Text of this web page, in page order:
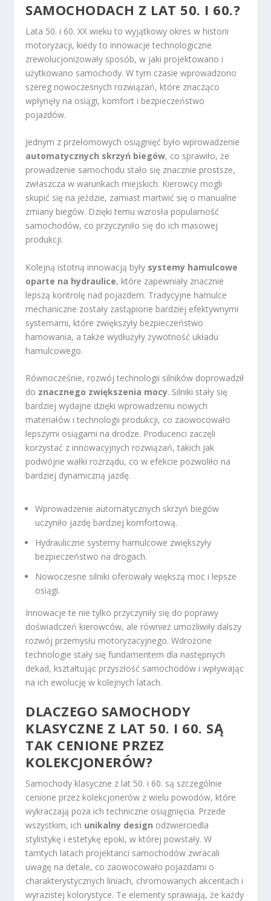
SAMOCHODACH Z LAT 50. I 60.?
Lata 50. i 60. XX wieku to wyjątkowy okres w historii
motoryzacji, kiedy to innowacje technologiczne
zrewolucjonizowały sposób, w jaki projektowano i
użytkowano samochody. W tym czasie wprowadzono
szereg nowoczesnych rozwiązań, które znacząco
wpłynęły na osiągi, komfort i bezpieczeństwo
pojazdów.
Jednym z przełomowych osiągnięć było wprowadzenie
automatycznych skrzyń biegów, co sprawiło, że
prowadzenie samochodu stało się znacznie prostsze,
zwłaszcza w warunkach miejskich. Kierowcy mogli
skupić się na jeździe, zamiast martwić się o manualne
zmiany biegów. Dzięki temu wzrosła popularność
samochodów, co przyczyniło się do ich masowej
produkcji.
Kolejną istotną innowacją były systemy hamulcowe
oparte na hydraulice, które zapewniały znacznie
lepszą kontrolę nad pojazdem. Tradycyjne hamulce
mechaniczne zostały zastąpione bardziej efektywnymi
systemami, które zwiększyły bezpieczeństwo
hamowania, a także wydłużyły żywotność układu
hamulcowego.
Równocześnie, rozwój technologii silników doprowadził
do znacznego zwiększenia mocy. Silniki stały się
bardziej wydajne dzięki wprowadzeniu nowych
materiałów i technologii produkcji, co zaowocowało
lepszymi osiągami na drodze. Producenci zaczęli
korzystać z innowacyjnych rozwiązań, takich jak
podwójne wałki rozrządu, co w efekcie pozwoliło na
bardziej dynamiczną jazdę.
Wprowadzenie automatycznych skrzyń biegów
uczyniło jazdę bardziej komfortową.
Hydrauliczne systemy hamulcowe zwiększyły
bezpieczeństwo na drogach.
Nowoczesne silniki oferowały większą moc i lepsze
osiągi.
Innowacje te nie tylko przyczyniły się do poprawy
doświadczeń kierowców, ale również umożliwiły dalszy
rozwój przemysłu motoryzacyjnego. Wdrożone
technologie stały się fundamentem dla następnych
dekad, kształtując przyszłość samochodów i wpływając
na ich ewolucję w kolejnych latach.
DLACZEGO SAMOCHODY
KLASYCZNE Z LAT 50. I 60. SĄ
TAK CENIONE PRZEZ
KOLEKCJONERÓW?
Samochody klasyczne z lat 50. i 60. są szczególnie
cenione przez kolekcjonerów z wielu powodów, które
wykraczają poza ich techniczne osiągnięcia. Przede
wszystkim, ich unikalny design odzwierciedla
stylistykę i estetykę epoki, w której powstały. W
tamtych latach projektanci samochodów zwracali
uwagę na detale, co zaowocowało pojazdami o
charakterystycznych liniach, chromowanych akcentach i
wyrazistej kolorystyce. Te elementy sprawiają, że każdy